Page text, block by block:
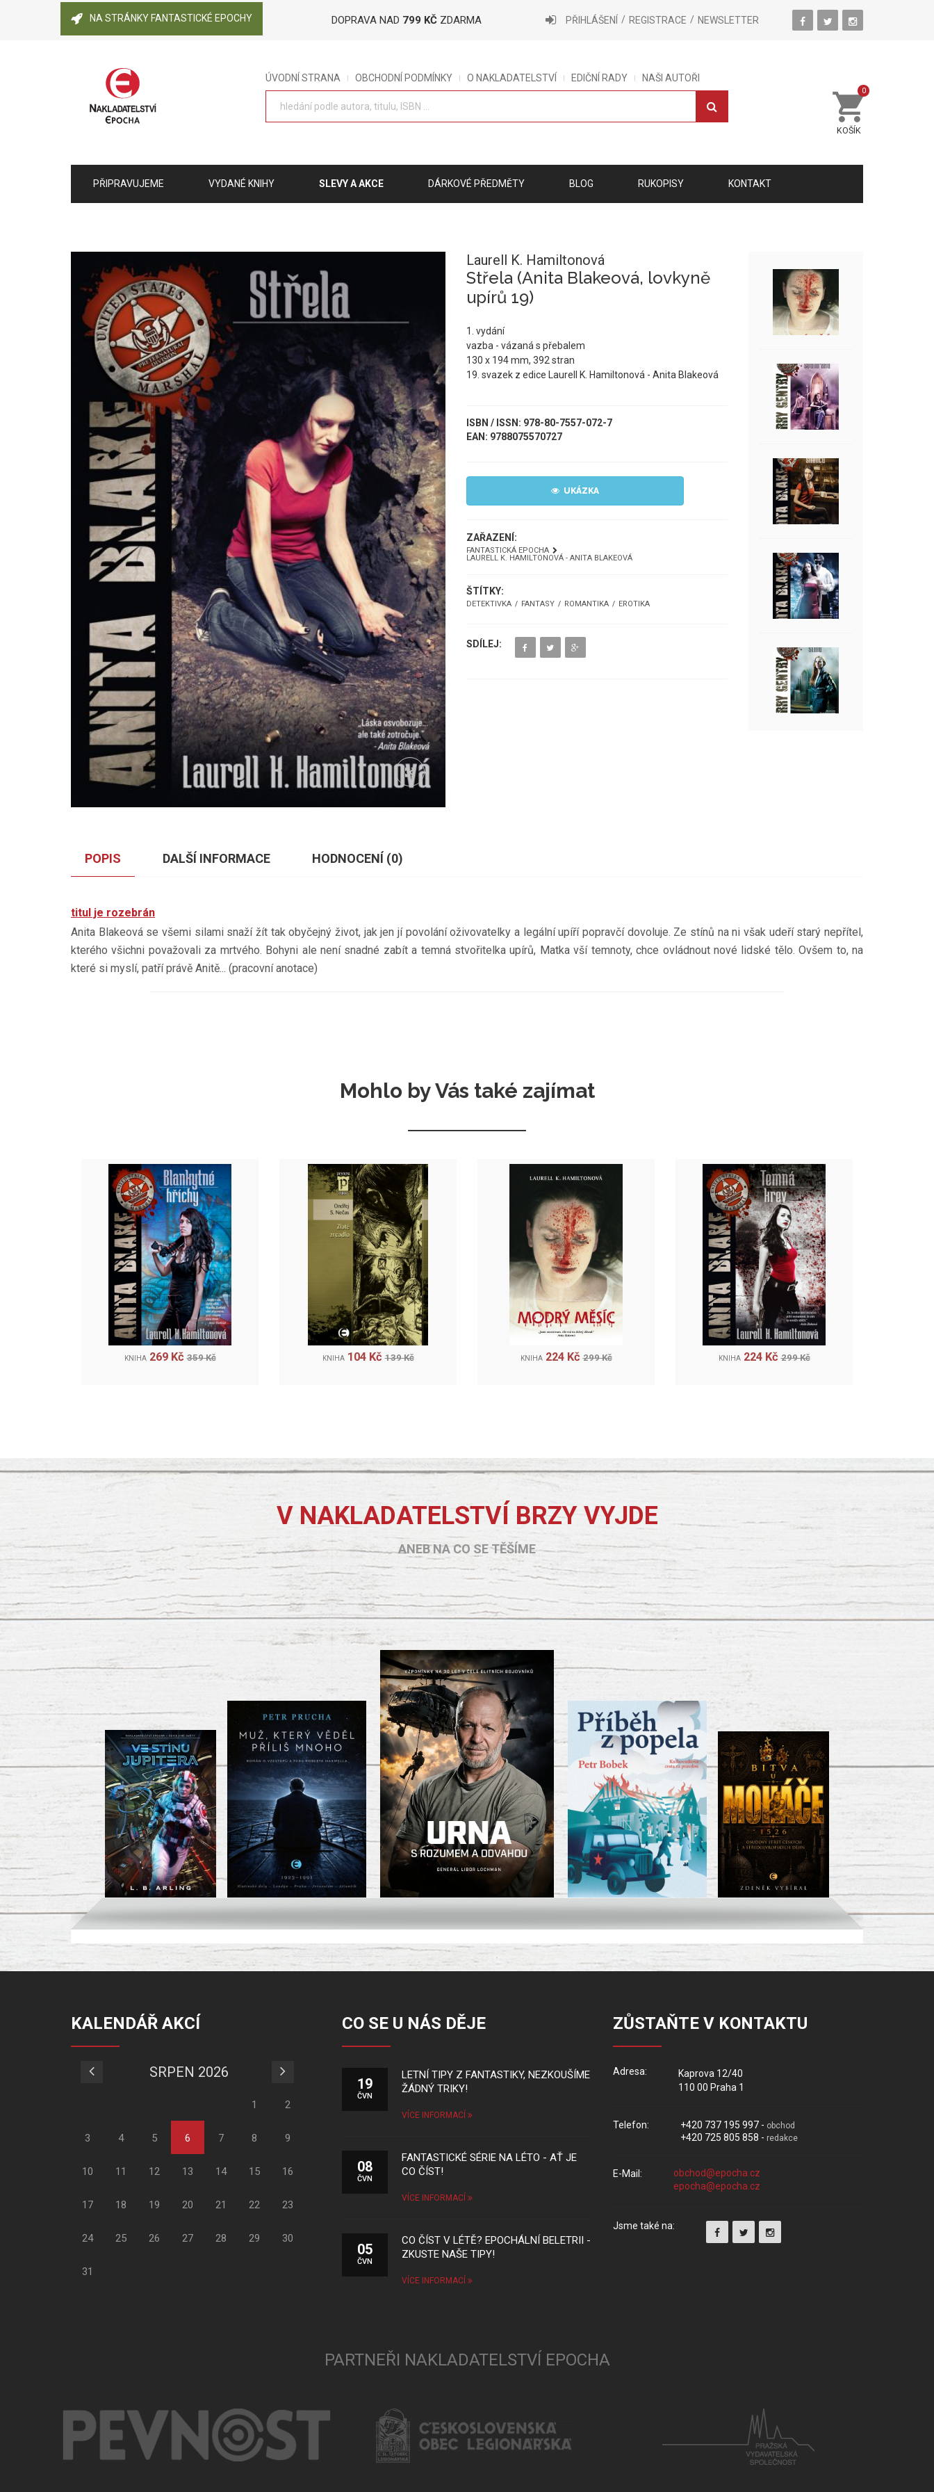
NA STRÁNKY FANTASTICKÉ EPOCHY DOPRAVA NAD 799 KČ ZDARMA PŘIHLÁŠENÍ REGISTRACE NEWSLETTER
ÚVODNÍ STRANA OBCHODNÍ PODMÍNKY O NAKLADATELSTVÍ EDIČNÍ RADY NAŠI AUTOŘI
KOŠÍK
0
PŘIPRAVUJEME VYDANÉ KNIHY SLEVY A AKCE DÁRKOVÉ PŘEDMĚTY BLOG RUKOPISY KONTAKT
Laurell K. Hamiltonová
Střela (Anita Blakeová, lovkyně
upírů 19)
1. vydání
vazba - vázaná s přebalem
130 x 194 mm, 392 stran
19. svazek z edice Laurell K. Hamiltonová - Anita Blakeová
ISBN / ISSN: 978-80-7557-072-7
EAN: 9788075570727
UKÁZKA
ZAŘAZENÍ:
FANTASTICKÁ EPOCHA
LAURELL K. HAMILTONOVÁ - ANITA BLAKEOVÁ
ŠTÍTKY:
DETEKTIVKA FANTASY ROMANTIKA EROTIKA
SDÍLEJ:
POPIS DALŠÍ INFORMACE HODNOCENÍ (0)
titul je rozebrán
Anita Blakeová se všemi silami snaží žít tak obyčejný život, jak jen jí povolání oživovatelky a legální upíří popravčí dovoluje. Ze stínů na ni však udeří starý nepřítel,
kterého všichni považovali za mrtvého. Bohyni ale není snadné zabít a temná stvořitelka upírů, Matka vší temnoty, chce ovládnout nové lidské tělo. Ovšem to, na
které si myslí, patří právě Anitě... (pracovní anotace)
Mohlo by Vás také zajímat
KNIHA 269 Kč 359 Kč KNIHA 104 Kč 139 Kč KNIHA 224 Kč 299 Kč KNIHA 224 Kč 299 Kč
V NAKLADATELSTVÍ BRZY VYJDE
ANEB NA CO SE TĚŠÍME
KALENDÁŘ AKCÍ
SRPEN 2026
1 2
3 4 5 6 7 8 9
10 11 12 13 14 15 16
17 18 19 20 21 22 23
24 25 26 27 28 29 30
31
CO SE U NÁS DĚJE
19
ČVN
LETNÍ TIPY Z FANTASTIKY, NEZKOUŠÍME
ŽÁDNÝ TRIKY!
VÍCE INFORMACÍ
08
ČVN
FANTASTICKÉ SÉRIE NA LÉTO - AŤ JE
CO ČÍST!
VÍCE INFORMACÍ
05
ČVN
CO ČÍST V LÉTĚ? EPOCHÁLNÍ BELETRII -
ZKUSTE NAŠE TIPY!
VÍCE INFORMACÍ
ZŮSTAŇTE V KONTAKTU
Adresa:
Kaprova 12/40
110 00 Praha 1
Telefon: +420 737 195 997 - obchod
+420 725 805 858 - redakce
E-Mail:
Jsme také na:
PARTNEŘI NAKLADATELSTVÍ EPOCHA